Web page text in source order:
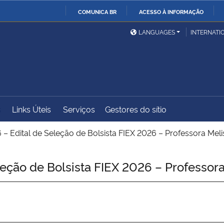
COMUNICA BR ACESSO À INFORMAÇÃO
Ministério da Defesa
Ministério das Relações
Exteriores
Ministério do
Desenvolvimento Regional
Controladoria-Geral da
União
Advocacia-Geral da União Banco Central do Brasil
LANGUAGES
Links Úteis Serviços Gestores do sítio
Edital de Seleção de Bolsista FIEX 2026 – Professora
de Bolsista FIEX 2026 –